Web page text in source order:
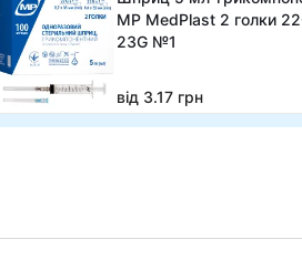
MP MedPlast 2 голки
23G №1
від 3.17 грн